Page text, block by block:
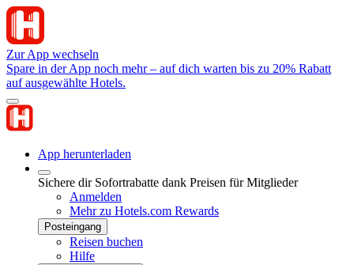
Zur App wechseln
Spare in der App noch mehr – auf dich warten bis zu 20% Rabatt
auf ausgewählte Hotels.
App herunterladen
Sichere dir Sofortrabatte dank Preisen für Mitglieder
Anmelden
Mehr zu Hotels.com Rewards
Posteingang
Reisen buchen
Hilfe